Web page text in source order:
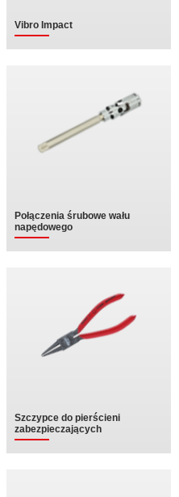
Vibro Impact
Połączenia śrubowe wału
napędowego
Szczypce do pierścieni
zabezpieczających